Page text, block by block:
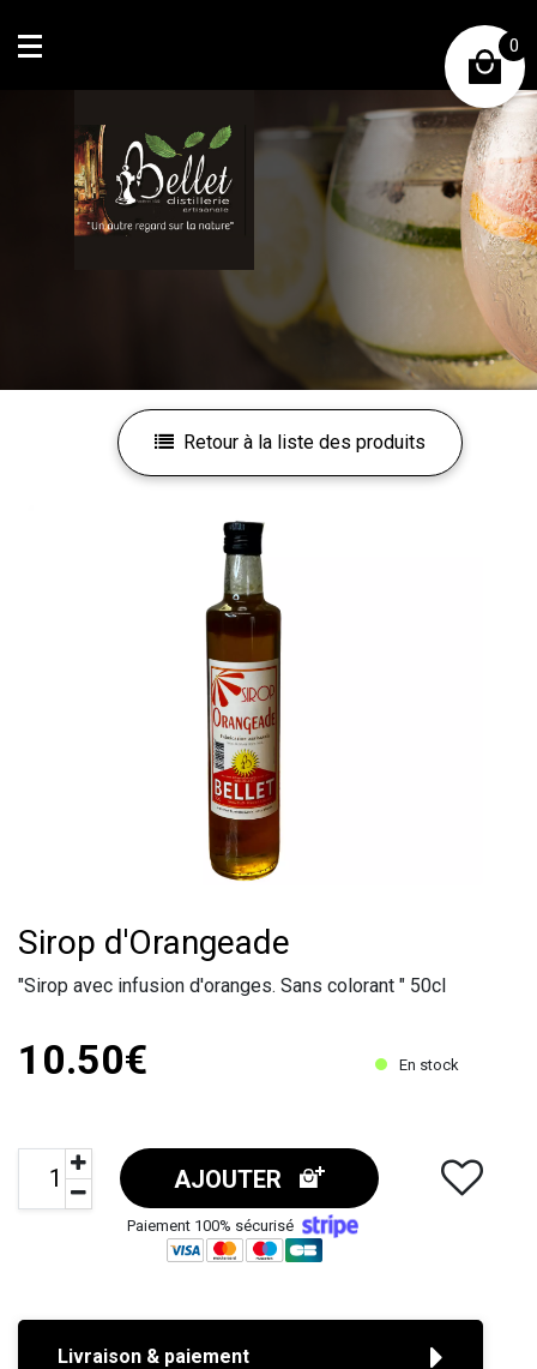
Mes favoris
0
Retour à la liste des produits
Sirop d'Orangeade
"Sirop avec infusion d'oranges. Sans colorant " 50cl
10.50€ En stock
AJOUTER
Paiement 100% sécurisé
Livraison & paiement